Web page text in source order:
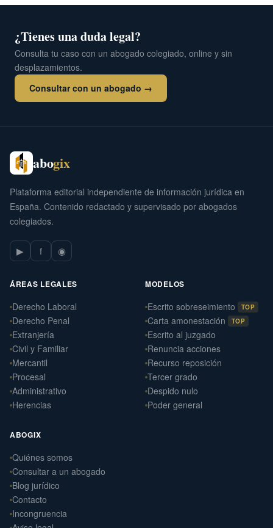
¿Tienes una duda legal?
Consulta tu caso con un abogado colegiado, online y sin
desplazamientos.
Consultar con un abogado →
abogix
Plataforma editorial independiente de información jurídica en
España. Contenido redactado y supervisado por abogados
colegiados.
▶ f ◉
ÁREAS LEGALES
Derecho Laboral
Derecho Penal
Extranjería
Civil y Familiar
Mercantil
Procesal
Administrativo
Herencias
MODELOS
Escrito sobreseimiento TOP
Carta amonestación TOP
Escrito al juzgado
Renuncia acciones
Recurso reposición
Tercer grado
Despido nulo
Poder general
ABOGIX
Quiénes somos
Consultar a un abogado
Blog jurídico
Contacto
Incongruencia
Daniel Ramos Illanes
Derecho Laboral
📍 Sevilla
Laterna Abogados